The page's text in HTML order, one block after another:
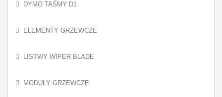
DYMO TAŚMY D1
ELEMENTY GRZEWCZE
LISTWY WIPER BLADE
MODUŁY GRZEWCZE